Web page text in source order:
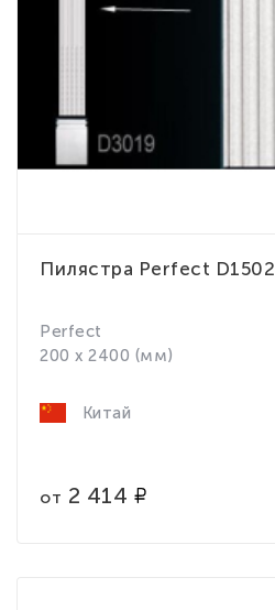
Пилястра Perfect D1502
Perfect
200 x 2400 (мм)
Китай
от 2 414